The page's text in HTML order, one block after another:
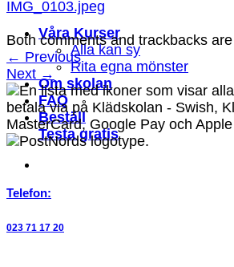
Våra Kurser
Alla kan sy
Rita egna mönster
Om skolan
FAQ
Beställ
Testa gratis
IMG_0103.jpeg
Both comments and trackbacks
← Previous
Next →
Telefon:
023 71 17 20